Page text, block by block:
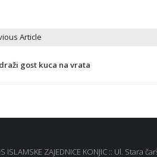
Article
gost kuca na vrata
ISLAMSKE ZAJEDNICE KONJIC :: Ul. Stara